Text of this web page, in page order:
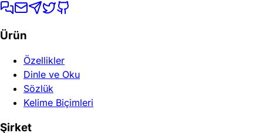
Ürün
Özellikler
Dinle ve Oku
Sözlük
Kelime Biçimleri
Şirket